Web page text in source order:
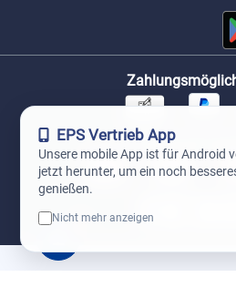
Unsere
EPS Vertrieb App
Unsere mobile App ist für Android
jetzt herunter, um ein noch
genießen.
Nicht mehr anzeigen